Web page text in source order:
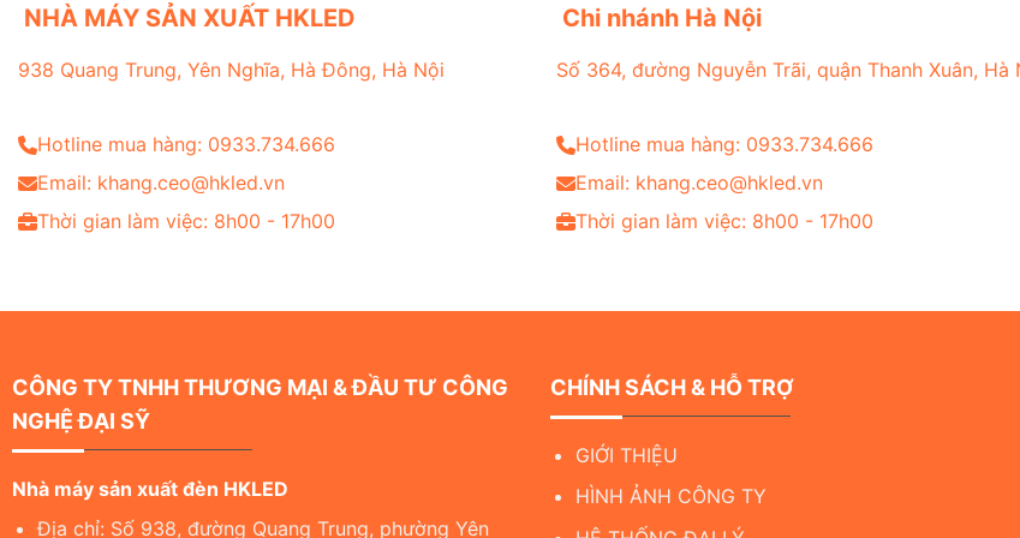
NHÀ MÁY SẢN XUẤT HKLED
938 Quang Trung, Yên Nghĩa, Hà Đông, Hà Nội
Hotline mua hàng: 0933.734.666
Email: khang.ceo@hkled.vn
Thời gian làm việc: 8h00 - 17h00
Chi nhánh Hà Nội
Số 364, đường Nguyễn Trãi, quận Thanh Xuân, Hà
Hotline mua hàng: 0933.734.666
Email: khang.ceo@hkled.vn
Thời gian làm việc: 8h00 - 17h00
CÔNG TY TNHH THƯƠNG MẠI & ĐẦU TƯ CÔNG
NGHỆ ĐẠI SỸ
Nhà máy sản xuất đèn HKLED
Địa chỉ: Số 938, đường Quang Trung, phường Yên
CHÍNH SÁCH & HỖ TRỢ
GIỚI THIỆU
HÌNH ẢNH CÔNG TY